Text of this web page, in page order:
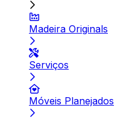
Madeira Originals
Serviços
Móveis Planejados